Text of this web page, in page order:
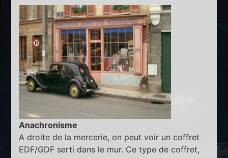
Anachronisme
A droite de la mercerie, on peut voir un coffret
EDF/GDF serti dans le mur. Ce type de coffret,